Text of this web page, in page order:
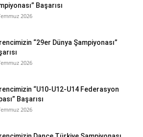
Başarısı
2026
“29er Dünya Şampiyonası”
2026
“U10-U12-U14 Federasyon
Başarısı
2026